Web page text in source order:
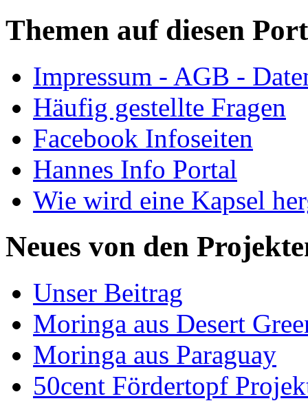
Themen auf diesen
Impressum - AGB -
Häufig gestellte Fragen
Facebook Infoseiten
Hannes Info Portal
Wie wird eine Kapsel
Neues von den
Unser Beitrag
Moringa aus Desert
Moringa aus Paraguay
50cent Fördertopf